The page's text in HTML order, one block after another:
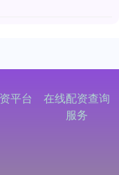
平台
在线配资查询
服务